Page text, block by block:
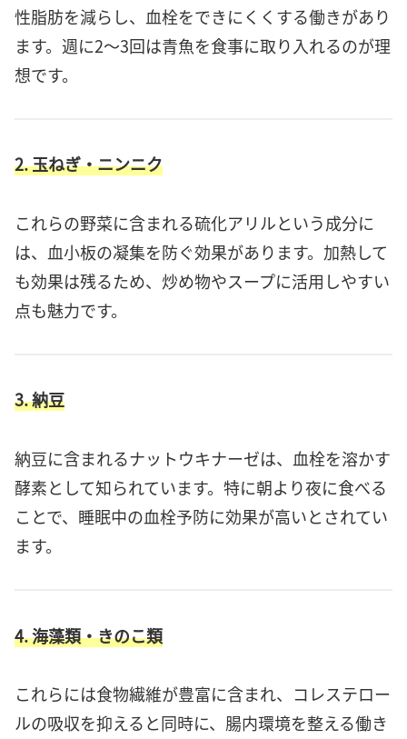
性脂肪を減らし、血栓をできにくくする働きがあり
ます。週に2〜3回は青魚を食事に取り入れるのが理
想です。
2. 玉ねぎ・ニンニク
これらの野菜に含まれる硫化アリルという成分に
は、血小板の凝集を防ぐ効果があります。加熱して
も効果は残るため、炒め物やスープに活用しやすい
点も魅力です。
3. 納豆
納豆に含まれるナットウキナーゼは、血栓を溶かす
酵素として知られています。特に朝より夜に食べる
ことで、睡眠中の血栓予防に効果が高いとされてい
ます。
4. 海藻類・きのこ類
これらには食物繊維が豊富に含まれ、コレステロー
ルの吸収を抑えると同時に、腸内環境を整える働き